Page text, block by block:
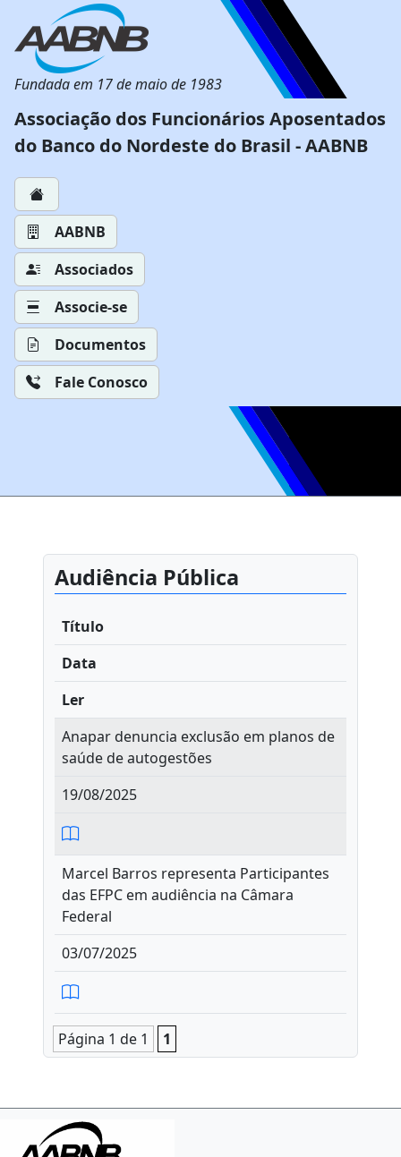
Fundada em 17 de maio de 1983
Associação dos Funcionários Aposentados
do Banco do Nordeste do Brasil - AABNB
AABNB
Associados
Associe-se
Documentos
Fale Conosco
Audiência Pública
Título
Data
Ler
Anapar denuncia exclusão em planos de
saúde de autogestões
19/08/2025
Marcel Barros representa Participantes
das EFPC em audiência na Câmara
Federal
03/07/2025
Página 1 de 1 1